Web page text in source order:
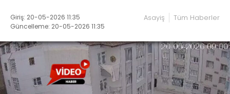
Giriş: 20-05-2026 11:35
Güncelleme: 20-05-2026 11:35
Asayiş Tüm Haberler